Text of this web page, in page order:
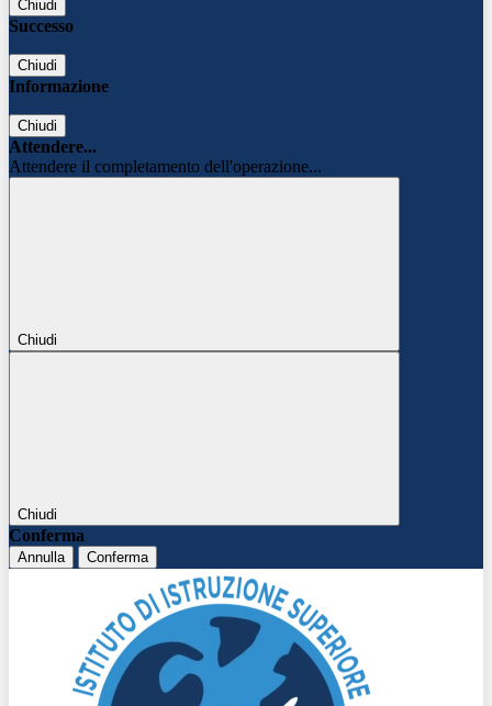
Chiudi
Successo
Chiudi
Informazione
Chiudi
Attendere...
Attendere il completamento dell'operazione...
Chiudi
Chiudi
Conferma
Annulla Conferma